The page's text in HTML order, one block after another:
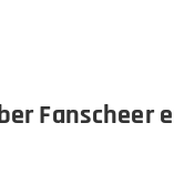
Fanscheer